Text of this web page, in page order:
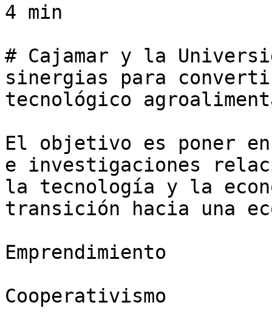
4 min
# Cajamar y la
sinergias para
tecnológico
El objetivo es poner
e investigaciones
la tecnología y la
transición hacia una
Emprendimiento
Cooperativismo